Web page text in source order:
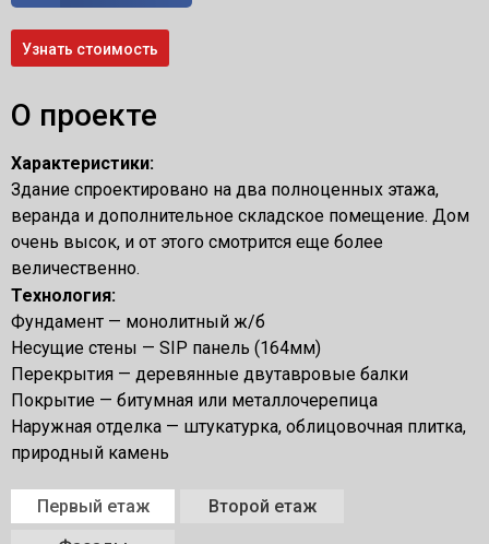
Узнать стоимость
О проекте
Характеристики:
Здание спроектировано на два полноценных этажа,
веранда и дополнительное складское помещение. Дом
очень высок, и от этого смотрится еще более
величественно.
Технология:
Фундамент — монолитный ж/б
Несущие стены — SIP панель (164мм)
Перекрытия — деревянные двутавровые балки
Покрытие — битумная или металлочерепица
Наружная отделка — штукатурка, облицовочная плитка,
природный камень
Первый етаж
Второй етаж